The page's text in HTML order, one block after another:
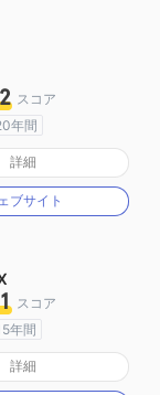
スコア
年間
トラリア規制
マーケットメイキングライセンス（MM）
フルライセンス
詳細
ブサイト
スコア
年間
トラリア規制
マーケットメイキングライセンス（MM）
詳細